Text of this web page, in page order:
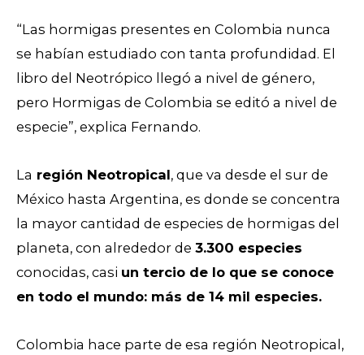
“Las hormigas presentes en Colombia nunca
se habían estudiado con tanta profundidad. El
libro del Neotrópico llegó a nivel de género,
pero Hormigas de Colombia se editó a nivel de
especie”, explica Fernando.
La región Neotropical, que va desde el sur de
México hasta Argentina, es donde se concentra
la mayor cantidad de especies de hormigas del
planeta, con alrededor de 3.300 especies
conocidas, casi un tercio de lo que se conoce
en todo el mundo: más de 14 mil especies.
Colombia hace parte de esa región Neotropical,